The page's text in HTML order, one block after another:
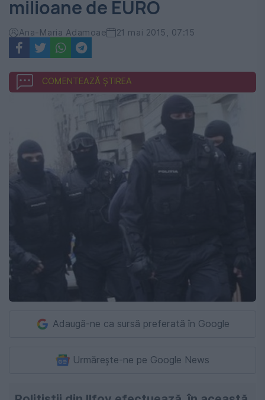
milioane de EURO
Ana-Maria Adamoae 21 mai 2015, 07:15
COMENTEAZĂ ȘTIREA
Adaugă-ne ca sursă preferată în Google
Urmărește-ne pe Google News